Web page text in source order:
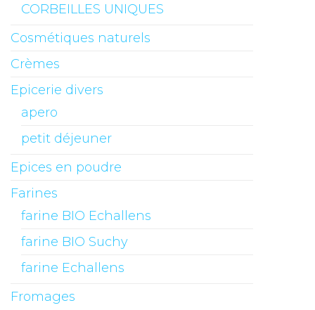
CORBEILLES UNIQUES
Cosmétiques naturels
Crèmes
Epicerie divers
apero
petit déjeuner
Epices en poudre
Farines
farine BIO Echallens
farine BIO Suchy
farine Echallens
Fromages